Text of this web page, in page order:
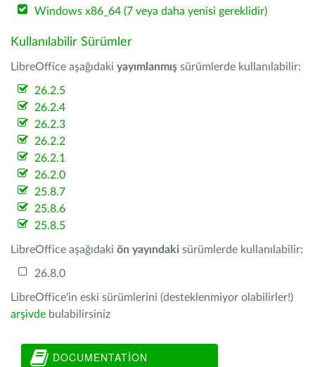
Windows x86_64 (7 veya daha yenisi gereklidir)
Kullanılabilir Sürümler
LibreOffice aşağıdaki yayımlanmış sürümlerde kullanılabilir:
26.2.5
26.2.4
26.2.3
26.2.2
26.2.1
26.2.0
25.8.7
25.8.6
25.8.5
LibreOffice aşağıdaki ön yayındaki sürümlerde kullanılabilir:
26.8.0
LibreOffice'in eski sürümlerini (desteklenmiyor olabilirler!)
arşivde bulabilirsiniz
DOCUMENTATION